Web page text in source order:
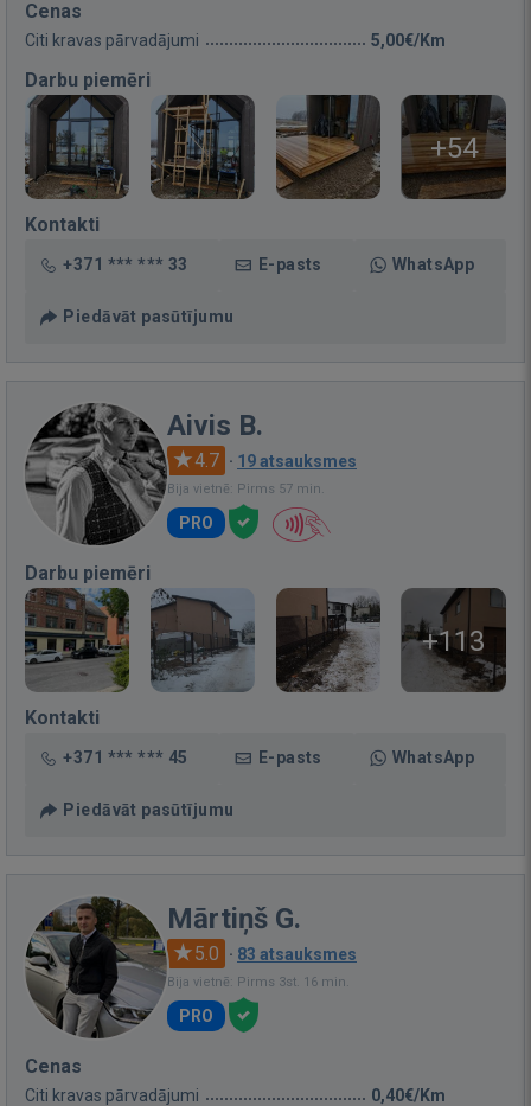
Cenas
Citi kravas pārvadājumi 5,00€/Km
Darbu piemēri
+54
Kontakti
+371 *** *** 33 E-pasts WhatsApp
Piedāvāt pasūtījumu
Aivis B.
4.7 · 19 atsauksmes
Bija vietnē: Pirms 57 min.
PRO
Darbu piemēri
+113
Kontakti
+371 *** *** 45 E-pasts WhatsApp
Piedāvāt pasūtījumu
Mārtiņš G.
5.0 · 83 atsauksmes
Bija vietnē: Pirms 3st. 16 min.
PRO
Cenas
Citi kravas pārvadājumi 0,40€/Km